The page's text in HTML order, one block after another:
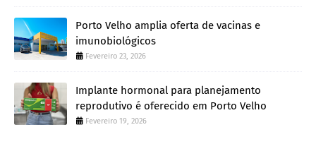
Porto Velho amplia oferta de vacinas e
imunobiológicos
Fevereiro 23, 2026
Implante hormonal para planejamento
reprodutivo é oferecido em Porto Velho
Fevereiro 19, 2026